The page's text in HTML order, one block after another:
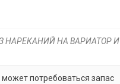
НАРЕКАНИЙ НА ВАРИАТОР И
может потребоваться запас